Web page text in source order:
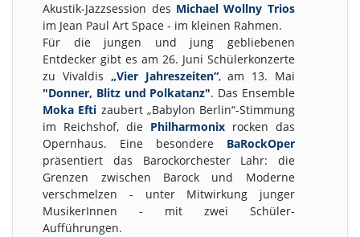
Akustik-Jazzsession des Michael Wollny Trios
im Jean Paul Art Space - im kleinen Rahmen.
Für die jungen und jung gebliebenen
Entdecker gibt es am 26. Juni Schülerkonzerte
zu Vivaldis „Vier Jahreszeiten“, am 13. Mai
"Donner, Blitz und Polkatanz". Das Ensemble
Moka Efti zaubert „Babylon Berlin“-Stimmung
im Reichshof, die Philharmonixrocken das
Opernhaus. Eine besondere BaRockOper
präsentiert das Barockorchester Lahr: die
Grenzen zwischen Barock und Moderne
verschmelzen - unter Mitwirkung junger
MusikerInnen - mit zwei Schüler-
Aufführungen.